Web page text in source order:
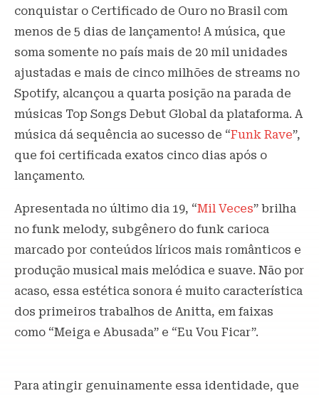
conquistar o Certificado de Ouro no Brasil com
menos de 5 dias de lançamento! A música, que
soma somente no país mais de 20 mil unidades
ajustadas e mais de cinco milhões de streams no
Spotify, alcançou a quarta posição na parada de
músicas Top Songs Debut Global da plataforma. A
música dá sequência ao sucesso de “Funk Rave”,
que foi certificada exatos cinco dias após o
lançamento.
Apresentada no último dia 19, “Mil Veces” brilha
no funk melody, subgênero do funk carioca
marcado por conteúdos líricos mais românticos e
produção musical mais melódica e suave. Não por
acaso, essa estética sonora é muito característica
dos primeiros trabalhos de Anitta, em faixas
como “Meiga e Abusada” e “Eu Vou Ficar”.
Para atingir genuinamente essa identidade, que